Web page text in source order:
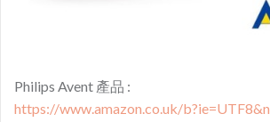
Philips Avent 產品 :
https://www.amazon.co.uk/